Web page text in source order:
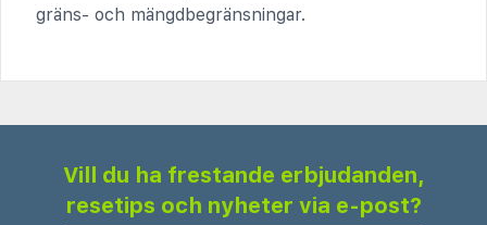
gräns- och mängdbegränsningar.
Vill du ha frestande erbjudanden,
resetips och nyheter via e-post?